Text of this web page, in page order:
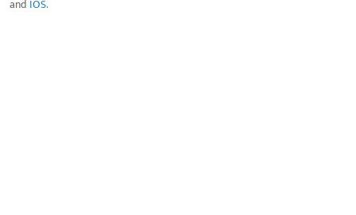
and IOS.